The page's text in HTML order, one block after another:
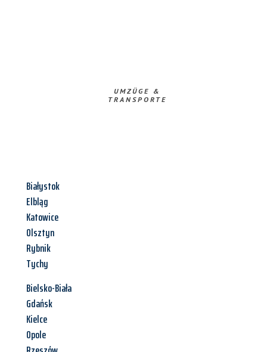
UMZÜGE &
TRANSPORTE
Białystok
Elbląg
Katowice
Olsztyn
Rybnik
Tychy
Bielsko-Biała
Gdańsk
Kielce
Opole